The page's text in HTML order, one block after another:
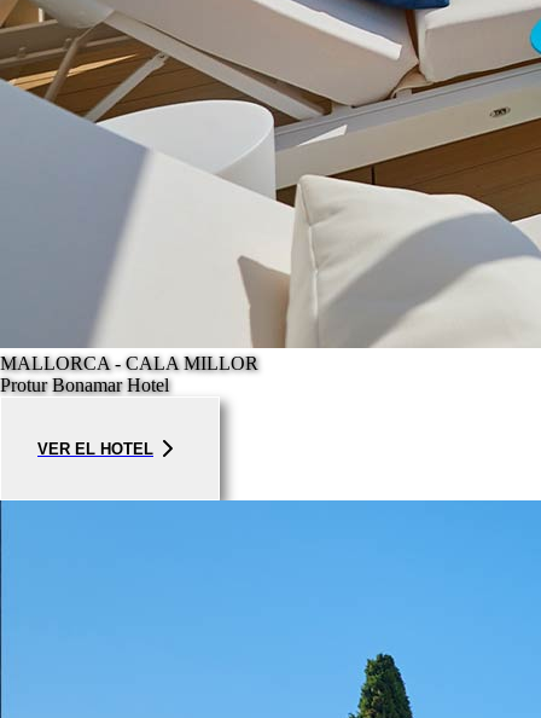
MALLORCA - CALA MILLOR
Protur Bonamar Hotel
VER EL HOTEL